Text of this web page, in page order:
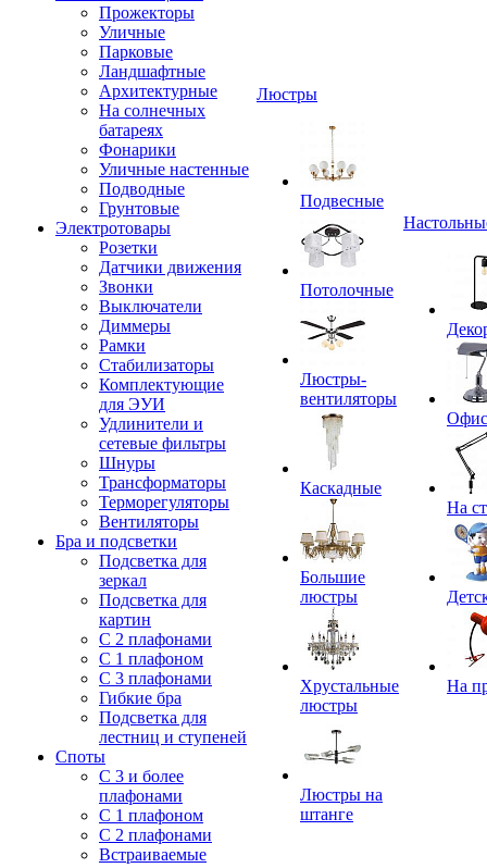
Прожекторы
Уличные
Парковые
Ландшафтные
Архитектурные
На солнечных
батареях
Фонарики
Уличные настенные
Подводные
Грунтовые
Электротовары
Розетки
Датчики движения
Звонки
Выключатели
Диммеры
Рамки
Стабилизаторы
Комплектующие
для ЭУИ
Удлинители и
сетевые фильтры
Шнуры
Трансформаторы
Терморегуляторы
Вентиляторы
Бра и подсветки
Подсветка для
зеркал
Подсветка для
картин
С 2 плафонами
С 1 плафоном
С 3 плафонами
Гибкие бра
Подсветка для
лестниц и ступеней
Споты
С 3 и более
плафонами
С 1 плафоном
С 2 плафонами
Встраиваемые
Люстры
Подвесные
Потолочные
Люстры-
вентиляторы
Каскадные
Большие
люстры
Хрустальные
люстры
Люстры на
штанге
На
На